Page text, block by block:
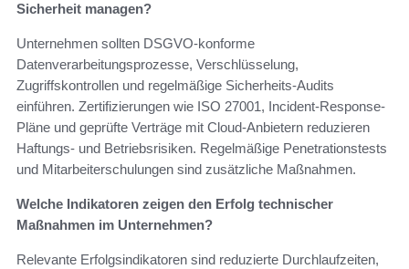
Sicherheit managen?
Unternehmen sollten DSGVO-konforme
Datenverarbeitungsprozesse, Verschlüsselung,
Zugriffskontrollen und regelmäßige Sicherheits-Audits
einführen. Zertifizierungen wie ISO 27001, Incident-Response-
Pläne und geprüfte Verträge mit Cloud-Anbietern reduzieren
Haftungs- und Betriebsrisiken. Regelmäßige Penetrationstests
und Mitarbeiterschulungen sind zusätzliche Maßnahmen.
Welche Indikatoren zeigen den Erfolg technischer
Maßnahmen im Unternehmen?
Relevante Erfolgsindikatoren sind reduzierte Durchlaufzeiten,